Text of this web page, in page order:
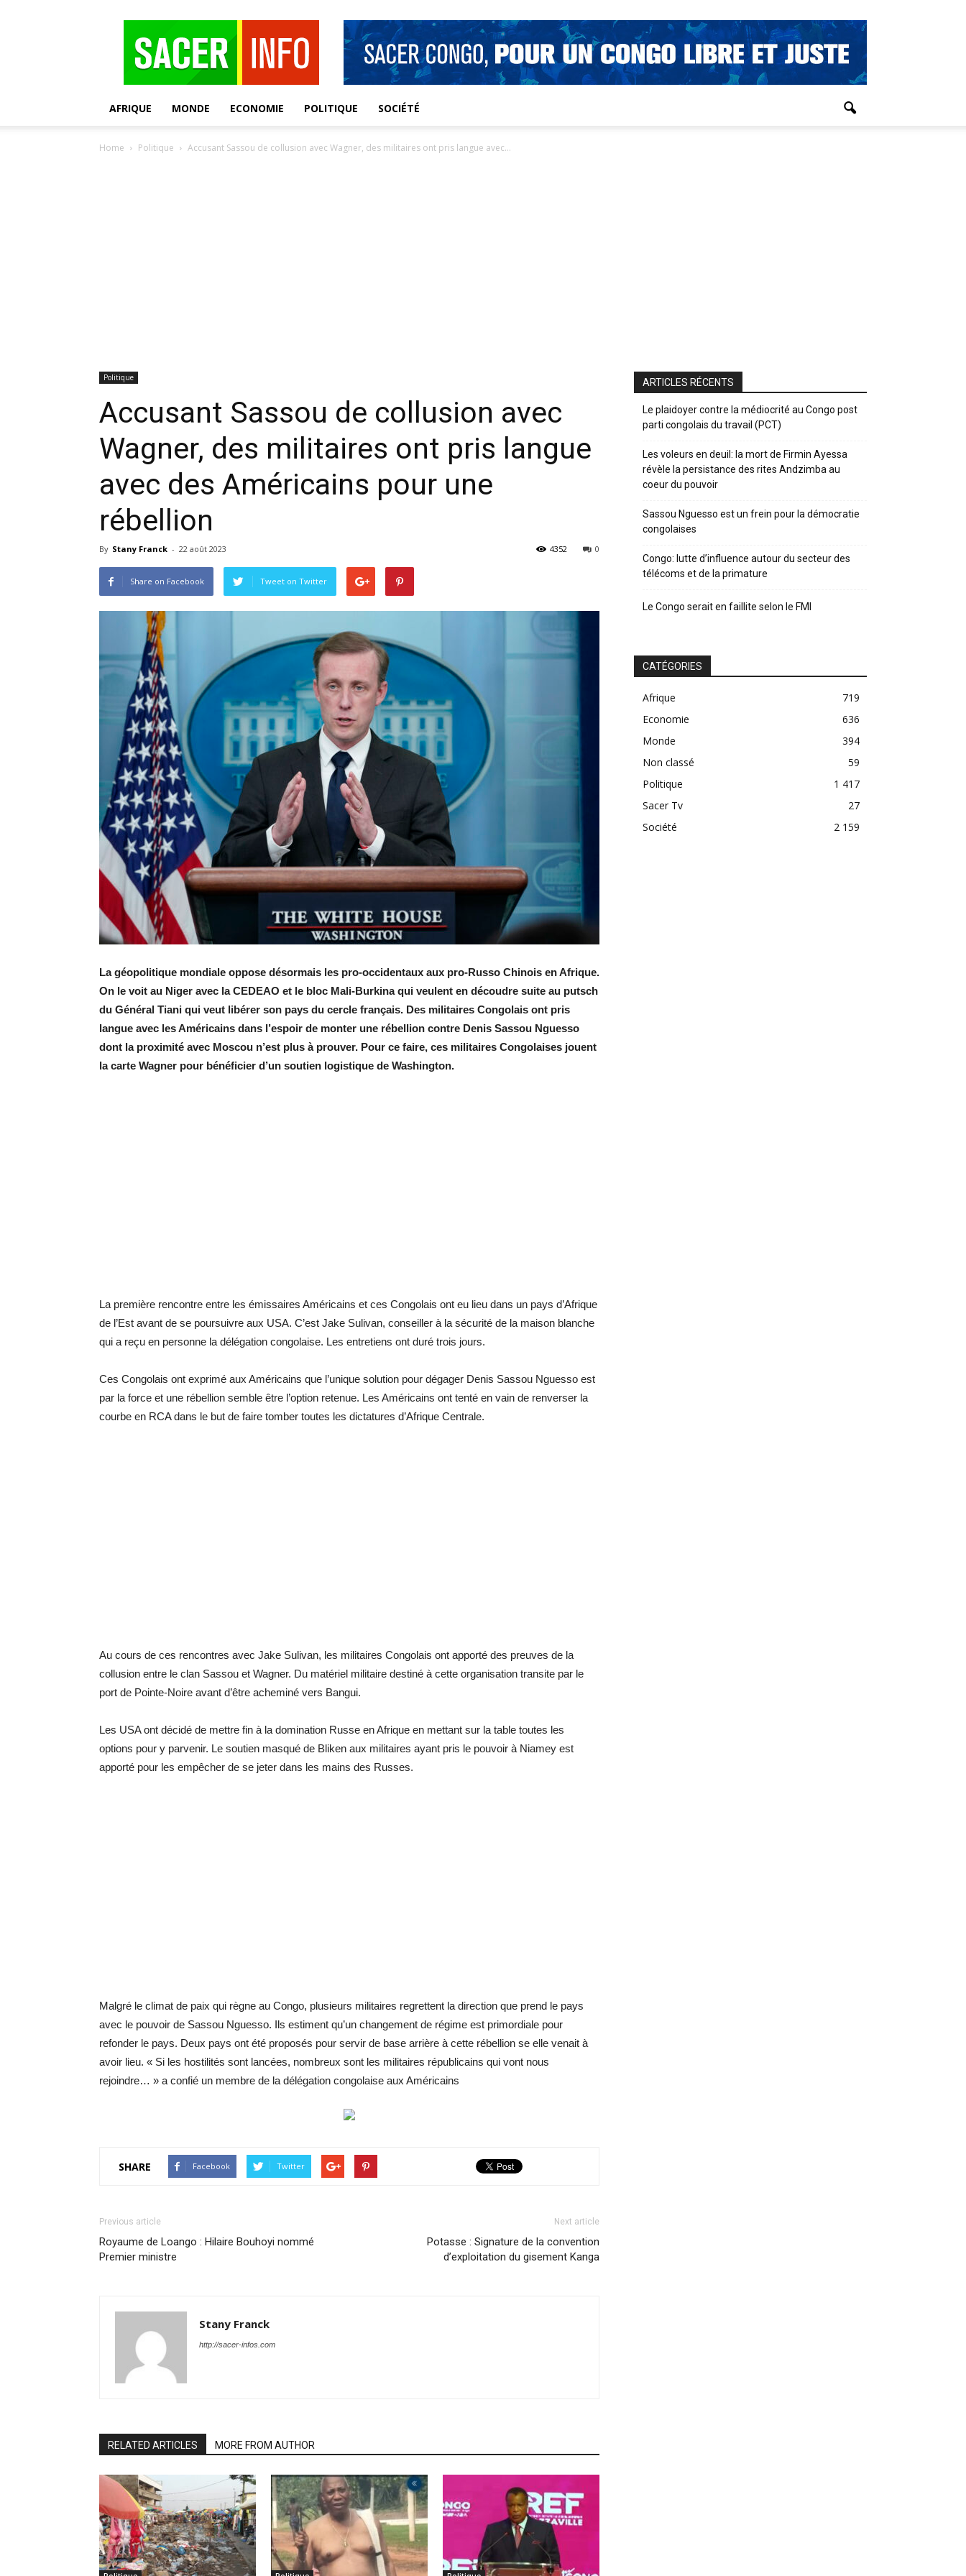
AFRIQUE MONDE ECONOMIE POLITIQUE SOCIÉTÉ
Home Politique Accusant Sassou de collusion avec Wagner, des militaires ont pris langue avec...
Politique
Accusant Sassou de collusion avec
Wagner, des militaires ont pris langue
avec des Américains pour une
rébellion
By Stany Franck - 22 août 2023 0
4352
Share on Facebook Tweet on Twitter
La géopolitique mondiale oppose désormais les pro-occidentaux aux pro-Russo Chinois en Afrique.
On le voit au Niger avec la CEDEAO et le bloc Mali-Burkina qui veulent en découdre suite au putsch
du Général Tiani qui veut libérer son pays du cercle français. Des militaires Congolais ont pris
langue avec les Américains dans l’espoir de monter une rébellion contre Denis Sassou Nguesso
dont la proximité avec Moscou n’est plus à prouver. Pour ce faire, ces militaires Congolaises jouent
la carte Wagner pour bénéficier d’un soutien logistique de Washington.
La première rencontre entre les émissaires Américains et ces Congolais ont eu lieu dans un pays d’Afrique
de l’Est avant de se poursuivre aux USA. C’est Jake Sulivan, conseiller à la sécurité de la maison blanche
qui a reçu en personne la délégation congolaise. Les entretiens ont duré trois jours.
Ces Congolais ont exprimé aux Américains que l’unique solution pour dégager Denis Sassou Nguesso est
par la force et une rébellion semble être l’option retenue. Les Américains ont tenté en vain de renverser la
courbe en RCA dans le but de faire tomber toutes les dictatures d’Afrique Centrale.
Au cours de ces rencontres avec Jake Sulivan, les militaires Congolais ont apporté des preuves de la
collusion entre le clan Sassou et Wagner. Du matériel militaire destiné à cette organisation transite par le
port de Pointe-Noire avant d’être acheminé vers Bangui.
Les USA ont décidé de mettre fin à la domination Russe en Afrique en mettant sur la table toutes les
options pour y parvenir. Le soutien masqué de Bliken aux militaires ayant pris le pouvoir à Niamey est
apporté pour les empêcher de se jeter dans les mains des Russes.
Malgré le climat de paix qui règne au Congo, plusieurs militaires regrettent la direction que prend le pays
avec le pouvoir de Sassou Nguesso. Ils estiment qu’un changement de régime est primordiale pour
refonder le pays. Deux pays ont été proposés pour servir de base arrière à cette rébellion se elle venait à
avoir lieu. « Si les hostilités sont lancées, nombreux sont les militaires républicains qui vont nous
rejoindre… » a confié un membre de la délégation congolaise aux Américains
SHARE Facebook Twitter
Previous article
Royaume de Loango : Hilaire Bouhoyi nommé
Premier ministre
Next article
Potasse : Signature de la convention
d’exploitation du gisement Kanga
Stany Franck
http://sacer-infos.com
RELATED ARTICLES MORE FROM AUTHOR
ARTICLES RÉCENTS
Le plaidoyer contre la médiocrité au Congo post
parti congolais du travail (PCT)
Les voleurs en deuil: la mort de Firmin Ayessa
révèle la persistance des rites Andzimba au
coeur du pouvoir
Sassou Nguesso est un frein pour la démocratie
congolaises
Congo: lutte d’influence autour du secteur des
télécoms et de la primature
Le Congo serait en faillite selon le FMI
CATÉGORIES
Afrique
719
Economie
636
Monde
394
Non classé
59
Politique
1 417
Sacer Tv
27
Société
2 159